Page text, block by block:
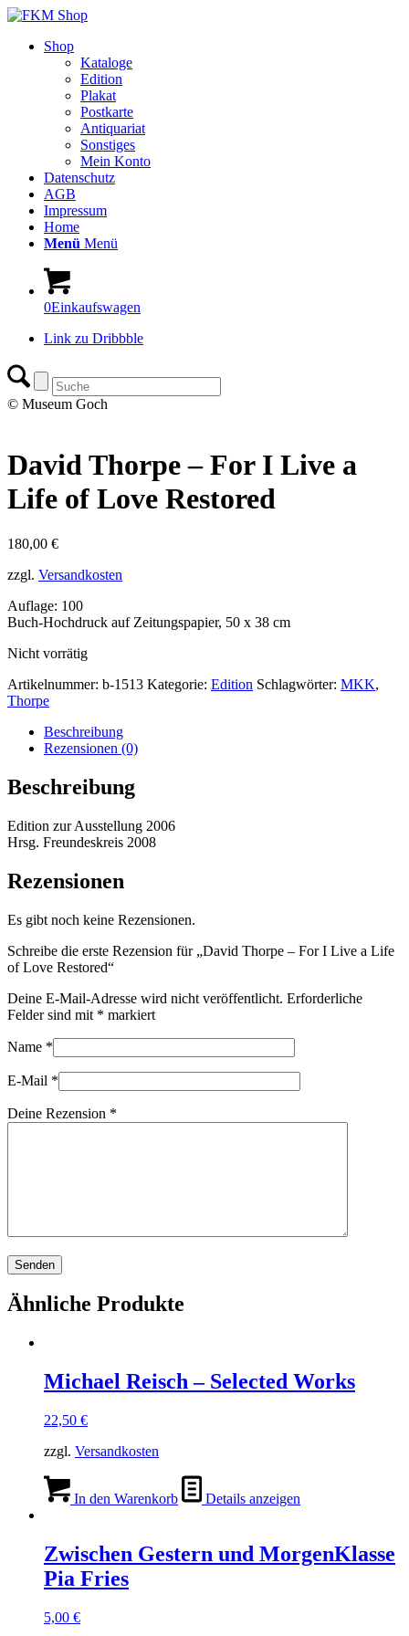
Shop
Kataloge
Edition
Plakat
Postkarte
Antiquariat
Sonstiges
Mein Konto
Datenschutz
AGB
Impressum
Home
Menü Menü
0Einkaufswagen
Link zu Dribbble
© Museum Goch
David Thorpe – For I Live a
Life of Love Restored
180,00 €
zzgl. Versandkosten
Auflage: 100
Buch-Hochdruck auf Zeitungspapier, 50 x 38 cm
Nicht vorrätig
Artikelnummer: b-1513 Kategorie: Edition Schlagwörter: MKK,
Thorpe
Beschreibung
Rezensionen (0)
Beschreibung
Edition zur Ausstellung 2006
Hrsg. Freundeskreis 2008
Rezensionen
Es gibt noch keine Rezensionen.
Schreibe die erste Rezension für „David Thorpe – For I Live a Life
of Love Restored“
Deine E-Mail-Adresse wird nicht veröffentlicht. Erforderliche
Felder sind mit * markiert
Name *
E-Mail *
Deine Rezension *
Ähnliche Produkte
Michael Reisch – Selected Works
22,50 €
zzgl. Versandkosten
In den Warenkorb Details anzeigen
Zwischen Gestern und MorgenKlasse
Pia Fries
5,00 €